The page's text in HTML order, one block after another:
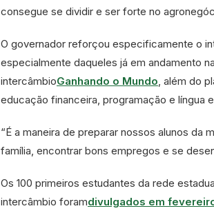
consegue se dividir e ser forte no
O governador reforçou especificamente o
especialmente daqueles já em andamento
intercâmbioGanhando o Mundo, além do
educação financeira, programação e língua
“É a maneira de preparar nossos alunos da
família, encontrar bons empregos e se
Os 100 primeiros estudantes da rede
intercâmbio foramdivulgados em